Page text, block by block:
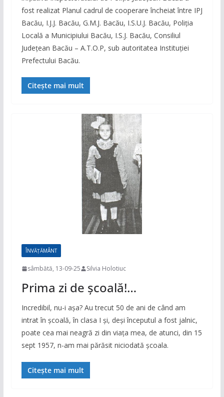
fost realizat Planul cadrul de cooperare încheiat între IPJ
Bacău, I.J.J. Bacău, G.M.J. Bacău, I.S.U.J. Bacău, Poliția
Locală a Municipiului Bacău, I.S.J. Bacău, Consiliul
Județean Bacău – A.T.O.P, sub autoritatea Instituţiei
Prefectului Bacău.
Citește mai mult
ÎNVĂȚĂMÂNT
sâmbătă, 13-09-25 Silvia Holotiuc
Prima zi de şcoală!…
Incredibil, nu-i aşa? Au trecut 50 de ani de când am
intrat în şcoală, în clasa I şi, deşi începutul a fost jalnic,
poate cea mai neagră zi din viaţa mea, de atunci, din 15
sept 1957, n-am mai părăsit niciodată şcoala.
Citește mai mult